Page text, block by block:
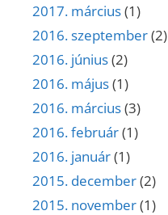
2017. március(1)
2016. szeptember(2)
2016. június(2)
2016. május(1)
2016. március(3)
2016. február(1)
2016. január(1)
2015. december(2)
2015. november(1)